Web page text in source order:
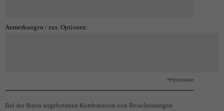
Anmerkungen / zus. Optionen:
*Pflichtfelder
Bei der Ihnen angebotenen Kombination von Reiseleistungen